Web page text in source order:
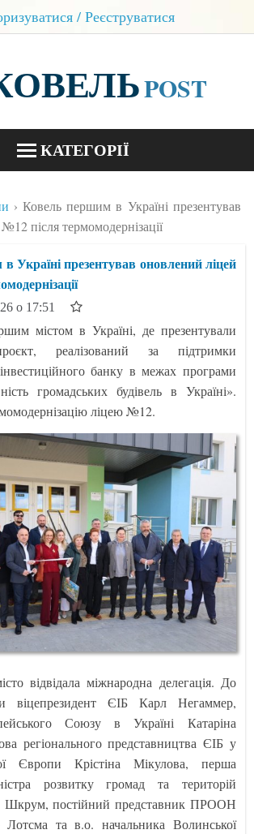
/ Реєструватися
POST
КАТЕГОРІЇ
БЛОГИ
КОНТАКТИ
Ковель першим в Україні презентував
після термомодернізації
Україні презентував оновлений ліцей
о 17:51
містом в Україні, де презентували
реалізований за підтримки
банку в межах програми
громадських будівель в Україні».
ліцею №12.
відвідала міжнародна делегація. До
віцепрезидент ЄІБ Карл Негаммер,
Союзу в Україні Катаріна
регіонального представництва ЄІБ у
Європи Крістіна Мікулова, перша
розвитку громад та територій
Шкрум, постійний представник ПРООН
та в.о. начальника Волинської